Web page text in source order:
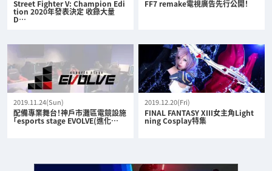
Street Fighter V: Champion Edi
tion 2020年發表決定 收錄大量
D…
FF7 remake電視廣告先行公開！
2019.11.24(Sun)
配備專業舞台！神戶市灘區電競設施
「esports stage EVOLVE(進化…
2019.12.20(Fri)
FINAL FANTASY XIII女主角Light
ning Cosplay特集